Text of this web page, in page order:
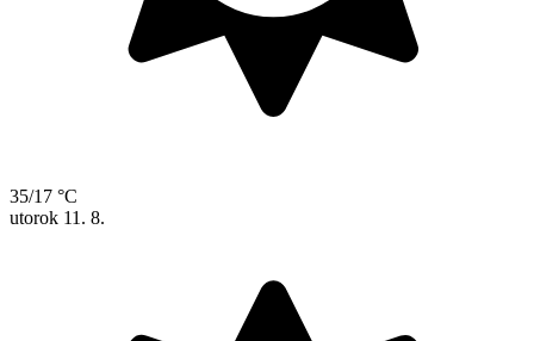
35/17 °C
utorok 11. 8.